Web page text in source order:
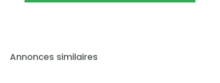
Annonces similaires